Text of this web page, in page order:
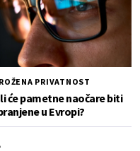
PRIVATNOST
li će pametne naočare biti
u Evropi?